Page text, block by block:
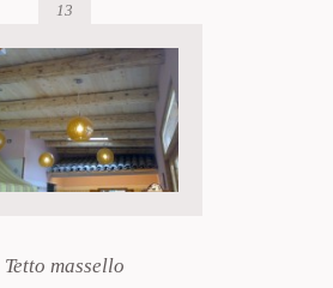
13
Tetto massello